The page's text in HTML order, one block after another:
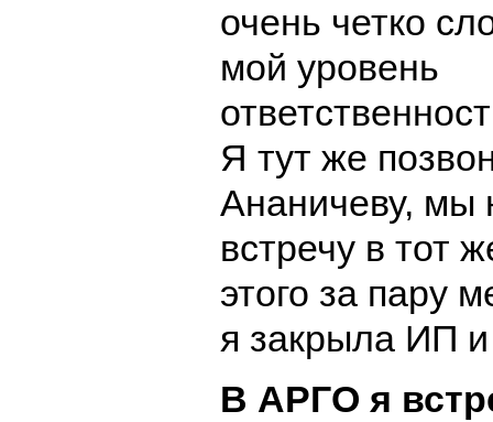
очень четко
мой уровень
Я тут же
Ананичеву, мы
встречу в тот
этого за пару
я закрыла ИП
В АРГО я